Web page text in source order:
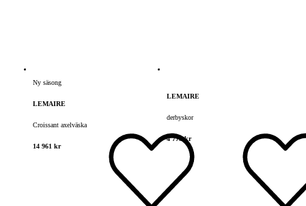
Ny säsong
LEMAIRE
Croissant axelväska
14 961 kr
LEMAIRE
derbyskor
4 773 kr